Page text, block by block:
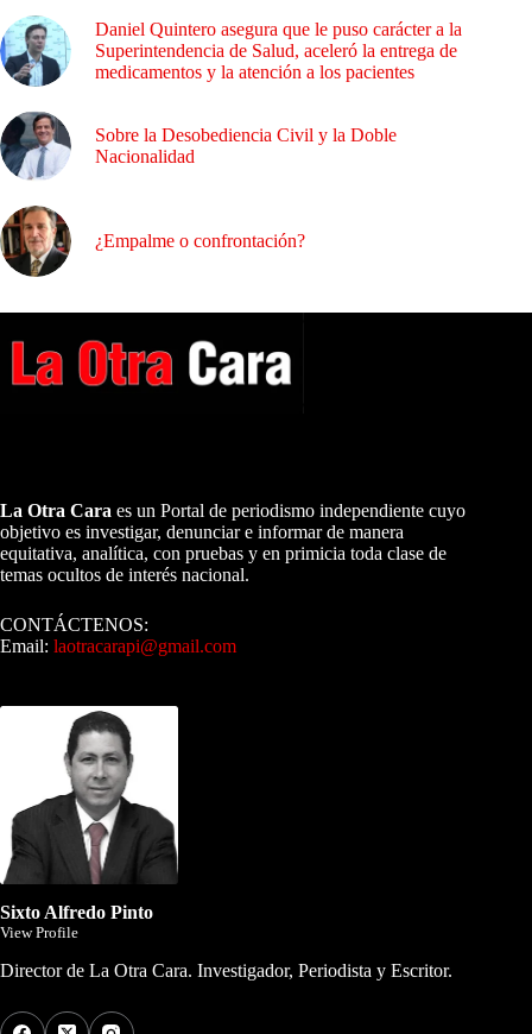
Daniel Quintero asegura que le puso carácter a la
Superintendencia de Salud, aceleró la entrega de
medicamentos y la atención a los pacientes
Sobre la Desobediencia Civil y la Doble
Nacionalidad
¿Empalme o confrontación?
La Otra Cara es un Portal de periodismo independiente cuyo
objetivo es investigar, denunciar e informar de manera
equitativa, analítica, con pruebas y en primicia toda clase de
temas ocultos de interés nacional.
CONTÁCTENOS:
Email: laotracarapi@gmail.com
Sixto Alfredo Pinto
View Profile
Director de La Otra Cara. Investigador, Periodista y Escritor.